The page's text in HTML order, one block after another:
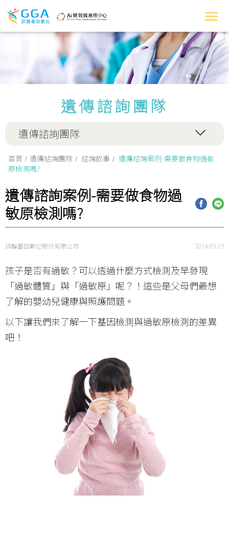
遺傳諮詢團隊
遺傳諮詢團隊
首頁 遺傳諮詢團隊 諮詢故事
遺傳諮詢案例-需要做食物過敏
原檢測嗎?
遺傳諮詢案例-需要做食物過
敏原檢測嗎?
訊聯基因數位股份有限公司 2024-09-23
孩子是否有過敏？可以透過什麼方式檢測及早發現
「過敏體質」與「過敏原」呢？！這些是父母們最想
了解的嬰幼兒健康與照護問題。
以下讓我們來了解一下基因檢測與過敏原檢測的差異
吧！